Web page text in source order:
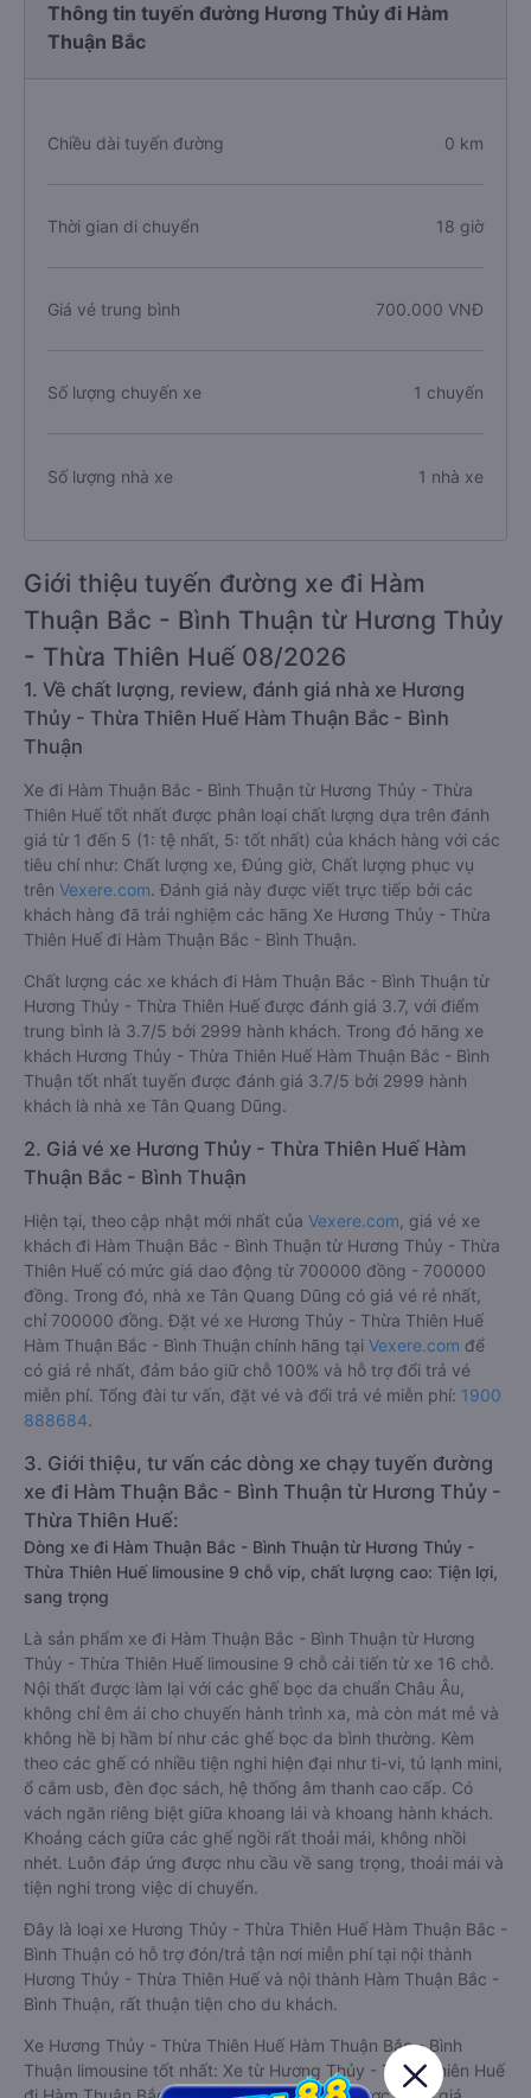
Thông tin tuyến đường Hương Thủy đi Hàm
Thuận Bắc
Chiều dài tuyến đường 0 km
Thời gian di chuyển 18 giờ
Giá vé trung bình 700.000 VNĐ
Số lượng chuyến xe 1 chuyến
Số lượng nhà xe 1 nhà xe
Giới thiệu tuyến đường xe đi Hàm
Thuận Bắc - Bình Thuận từ Hương Thủy
- Thừa Thiên Huế 08/2026
1. Về chất lượng, review, đánh giá nhà xe Hương
Thủy - Thừa Thiên Huế Hàm Thuận Bắc - Bình
Thuận
Xe đi Hàm Thuận Bắc - Bình Thuận từ Hương Thủy - Thừa
Thiên Huế tốt nhất được phân loại chất lượng dựa trên đánh
giá từ 1 đến 5 (1: tệ nhất, 5: tốt nhất) của khách hàng với các
tiêu chí như: Chất lượng xe, Đúng giờ, Chất lượng phục vụ
trên Vexere.com. Đánh giá này được viết trực tiếp bởi các
khách hàng đã trải nghiệm các hãng Xe Hương Thủy - Thừa
Thiên Huế đi Hàm Thuận Bắc - Bình Thuận.
Chất lượng các xe khách đi Hàm Thuận Bắc - Bình Thuận từ
Hương Thủy - Thừa Thiên Huế được đánh giá 3.7, với điểm
trung bình là 3.7/5 bởi 2999 hành khách. Trong đó hãng xe
khách Hương Thủy - Thừa Thiên Huế Hàm Thuận Bắc - Bình
Thuận tốt nhất tuyến được đánh giá 3.7/5 bởi 2999 hành
khách là nhà xe Tân Quang Dũng.
2. Giá vé xe Hương Thủy - Thừa Thiên Huế Hàm
Thuận Bắc - Bình Thuận
Hiện tại, theo cập nhật mới nhất của Vexere.com , giá vé xe
khách đi Hàm Thuận Bắc - Bình Thuận từ Hương Thủy - Thừa
Thiên Huế có mức giá dao động từ 700000 đồng - 700000
đồng. Trong đó, nhà xe Tân Quang Dũng có giá vé rẻ nhất,
chỉ 700000 đồng. Đặt vé xe Hương Thủy - Thừa Thiên Huế
Hàm Thuận Bắc - Bình Thuận chính hãng tại Vexere.com để
có giá rẻ nhất, đảm bảo giữ chỗ 100% và hỗ trợ đổi trả vé
miễn phí. Tổng đài tư vấn, đặt vé và đổi trả vé miễn phí: 1900
888684.
3. Giới thiệu, tư vấn các dòng xe chạy tuyến đường
xe đi Hàm Thuận Bắc - Bình Thuận từ Hương Thủy -
Thừa Thiên Huế:
Dòng xe đi Hàm Thuận Bắc - Bình Thuận từ Hương Thủy -
Thừa Thiên Huế limousine 9 chỗ vip, chất lượng cao: Tiện lợi,
sang trọng
Là sản phẩm xe đi Hàm Thuận Bắc - Bình Thuận từ Hương
Thủy - Thừa Thiên Huế limousine 9 chỗ cải tiến từ xe 16 chỗ.
Nội thất được làm lại với các ghế bọc da chuẩn Châu Âu,
không chỉ êm ái cho chuyến hành trình xa, mà còn mát mẻ và
không hề bị hầm bí như các ghế bọc da bình thường. Kèm
theo các ghế có nhiều tiện nghi hiện đại như ti-vi, tủ lạnh mini,
ổ cắm usb, đèn đọc sách, hệ thống âm thanh cao cấp. Có
vách ngăn riêng biệt giữa khoang lái và khoang hành khách.
Khoảng cách giữa các ghế ngồi rất thoải mái, không nhồi
nhét. Luôn đáp ứng được nhu cầu về sang trọng, thoải mái và
tiện nghi trong việc di chuyển.
Đây là loại xe Hương Thủy - Thừa Thiên Huế Hàm Thuận Bắc -
Bình Thuận có hỗ trợ đón/trả tận nơi miễn phí tại nội thành
Hương Thủy - Thừa Thiên Huế và nội thành Hàm Thuận Bắc -
Bình Thuận, rất thuận tiện cho du khách.
Xe Hương Thủy - Thừa Thiên Huế Hàm Thuận Bắc - Bình
Thuận limousine tốt nhất: Xe từ Hương Thủy - Thừa Thiên Huế